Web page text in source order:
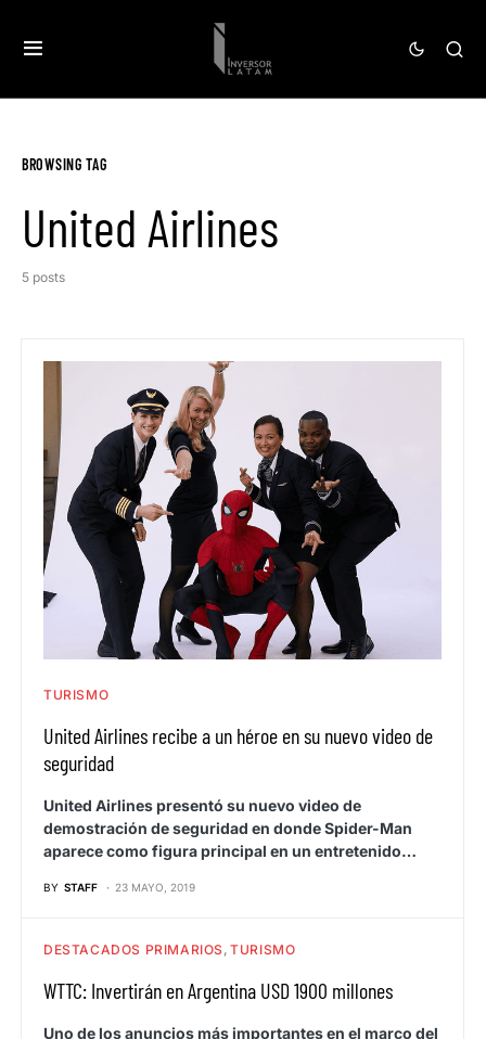
BROWSING TAG
United Airlines
5 posts
TURISMO
United Airlines recibe a un héroe en su nuevo video de
seguridad
United Airlines presentó su nuevo video de
demostración de seguridad en donde Spider-Man
aparece como figura principal en un entretenido…
BY STAFF 23 MAYO, 2019
DESTACADOS PRIMARIOS TURISMO
WTTC: Invertirán en Argentina USD 1900 millones
Uno de los anuncios más importantes en el marco del